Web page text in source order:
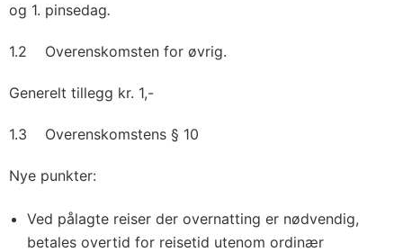
og 1. pinsedag.
1.2 Overenskomsten for øvrig.
Generelt tillegg kr. 1,-
1.3 Overenskomstens § 10
Nye punkter:
Ved pålagte reiser der overnatting er nødvendig,
betales overtid for reisetid utenom ordinær